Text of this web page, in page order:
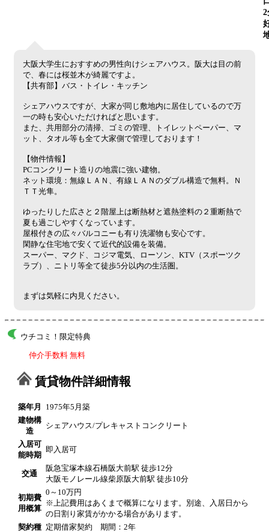
大阪大学生におすすめの男性向けシェアハウス。阪大は目の前
で、春には桜並木が綺麗ですよ。
【共有部】バス・トイレ・キッチン
シェアハウスですが、大家が同じ敷地内に居住しているので万
一の時も安心いただければと思います。
また、共用部分の清掃、ゴミの管理、トイレットペーパー、マ
ット、タオル等も全て大家側で管理しております！
【物件情報】
PCコンクリート造りの地震に強い建物。
ネット環境：無線ＬＡＮ、有線ＬＡＮのダブル構造で無料。Ｎ
ＴＴ光隼。
ゆったりした広さと２階屋上は断熱材と遮熱塗料の２重断熱で
夏も過ごしやすくなっています。
屋根付きの広々バルコニーも有り洗濯物も安心です。
閑静な住宅地で安くて近代的設備を装備。
スーパー、マクド、コジマ電気、ローソン、KTV（スポーツク
ラブ）、ニトリ等全て徒歩5分以内の生活圏。
まずは気軽に内見ください。
ウチコミ！限定特典
仲介手数料 無料
賃貸物件詳細情報
築年月
1975年5月築
建物構
造
シェアハウス/プレキャストコンクリート
入居可
能時期
即入居可
交通
阪急宝塚本線石橋阪大前駅 徒歩12分
大阪モノレール線柴原阪大前駅 徒歩10分
初期費
用概算
0～10万円
※上記費用はあくまで概算になります。別途、入居日から
の日割り家賃がかかる場合があります。
契約種 定期借家契約 期間：2年